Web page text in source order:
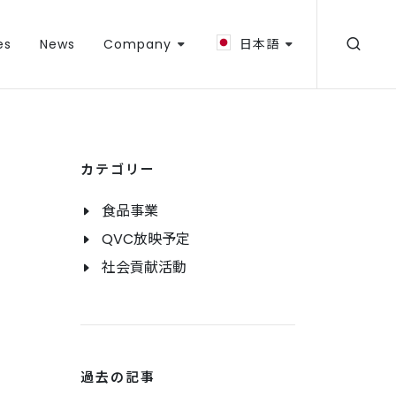
News Company 日本語
カテゴリー
食品事業
QVC放映予定
社会貢献活動
過去の記事